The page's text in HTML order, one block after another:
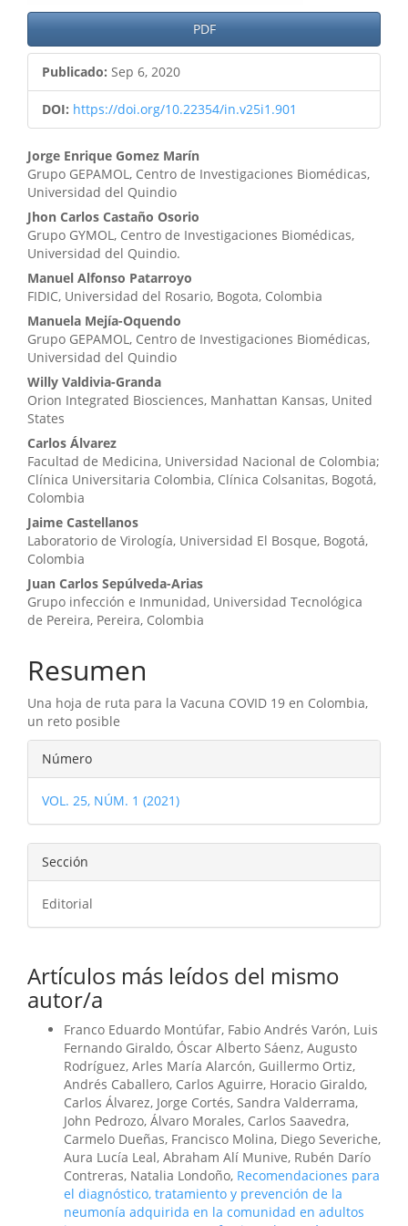
PDF
Publicado: Sep 6, 2020
DOI: https://doi.org/10.22354/in.v25i1.901
Contenido
principal
del
artículo
Jorge Enrique Gomez Marín
Grupo GEPAMOL, Centro de Investigaciones Biomédicas,
Universidad del Quindio
Jhon Carlos Castaño Osorio
Grupo GYMOL, Centro de Investigaciones Biomédicas,
Universidad del Quindio.
Manuel Alfonso Patarroyo
FIDIC, Universidad del Rosario, Bogota, Colombia
Manuela Mejía-Oquendo
Grupo GEPAMOL, Centro de Investigaciones Biomédicas,
Universidad del Quindio
Willy Valdivia-Granda
Orion Integrated Biosciences, Manhattan Kansas, United
States
Carlos Álvarez
Facultad de Medicina, Universidad Nacional de Colombia;
Clínica Universitaria Colombia, Clínica Colsanitas, Bogotá,
Colombia
Jaime Castellanos
Laboratorio de Virología, Universidad El Bosque, Bogotá,
Colombia
Juan Carlos Sepúlveda-Arias
Grupo infección e Inmunidad, Universidad Tecnológica
de Pereira, Pereira, Colombia
Resumen
Una hoja de ruta para la Vacuna COVID 19 en Colombia,
un reto posible
Detalles
del
artículo
Número
VOL. 25, NÚM. 1 (2021)
Sección
Editorial
Artículos más leídos del mismo
autor/a
Franco Eduardo Montúfar, Fabio Andrés Varón, Luis
Fernando Giraldo, Óscar Alberto Sáenz, Augusto
Rodríguez, Arles María Alarcón, Guillermo Ortiz,
Andrés Caballero, Carlos Aguirre, Horacio Giraldo,
Carlos Álvarez, Jorge Cortés, Sandra Valderrama,
John Pedrozo, Álvaro Morales, Carlos Saavedra,
Carmelo Dueñas, Francisco Molina, Diego Severiche,
Aura Lucía Leal, Abraham Alí Munive, Rubén Darío
Contreras, Natalia Londoño, Recomendaciones para
el diagnóstico, tratamiento y prevención de la
neumonía adquirida en la comunidad en adultos